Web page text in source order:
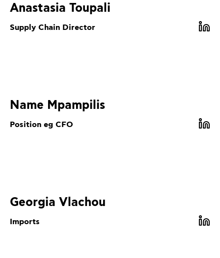
Anastasia Toupali
Supply Chain Director
Name Mpampilis
Position eg CFO
Georgia Vlachou
Imports